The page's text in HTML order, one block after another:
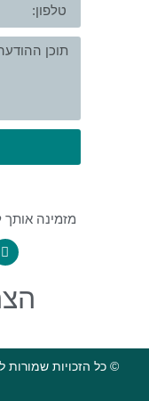
מזמינה
© כל הזכויות שמורות